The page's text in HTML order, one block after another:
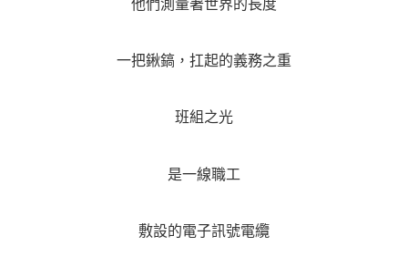
一把鍬鎬，扛起的義務之重
班組之光
是一線職工
敷設的電子訊號電纜